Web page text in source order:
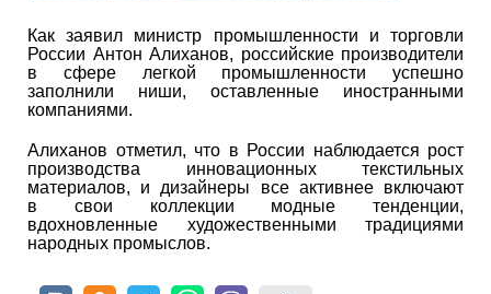
Как заявил министр промышленности и торговли
России Антон Алиханов, российские производители
в сфере легкой промышленности успешно
заполнили ниши, оставленные иностранными
компаниями.
Алиханов отметил, что в России наблюдается рост
производства инновационных текстильных
материалов, и дизайнеры все активнее включают
в свои коллекции модные тенденции,
вдохновленные художественными традициями
народных промыслов.